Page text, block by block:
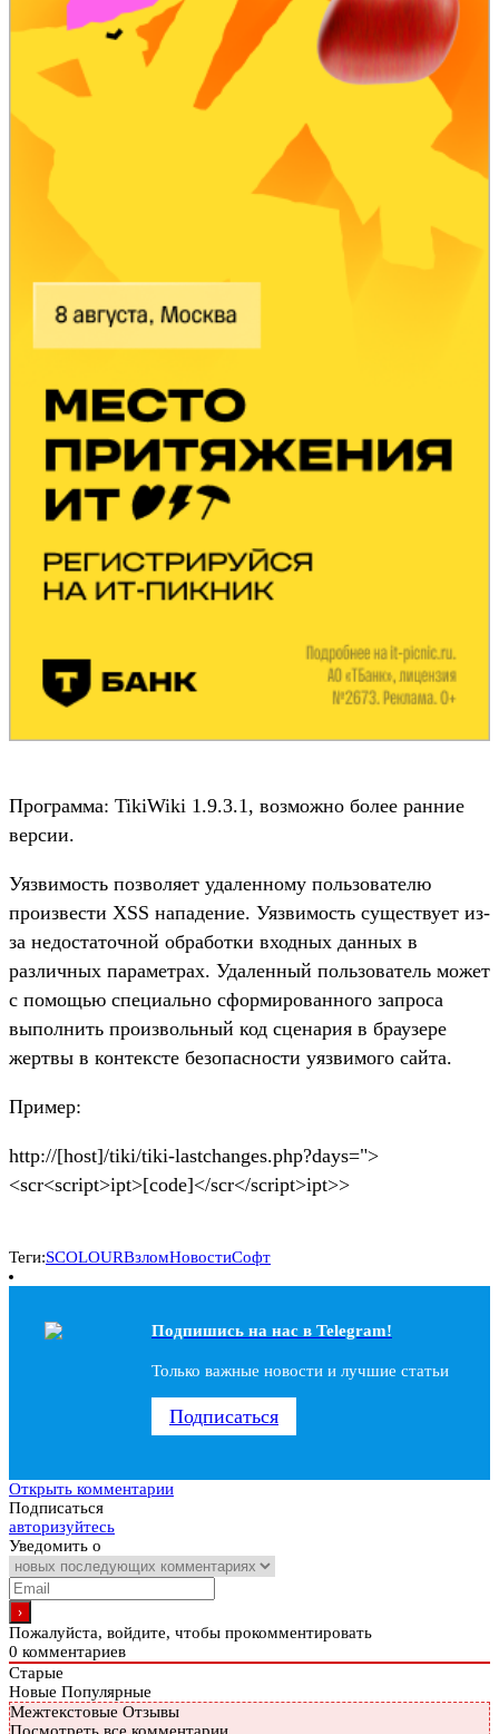
Программа: TikiWiki 1.9.3.1, возможно более ранние
версии.
Уязвимость позволяет удаленному пользователю
произвести XSS нападение. Уязвимость существует из-
за недостаточной обработки входных данных в
различных параметрах. Удаленный пользователь может
с помощью специально сформированного запроса
выполнить произвольный код сценария в браузере
жертвы в контексте безопасности уязвимого сайта.
Пример:
http://[host]/tiki/tiki-lastchanges.php?days=">
<scr<script>ipt>[code]</scr</script>ipt>>
Теги:SCOLOURВзломНовостиСофт
Подпишись на наc в Telegram!
Только важные новости и лучшие статьи
Подписаться
Открыть комментарии
Подписаться
авторизуйтесь
Уведомить о
Пожалуйста, войдите, чтобы прокомментировать
0 комментариев
Старые
Новые Популярные
Межтекстовые Отзывы